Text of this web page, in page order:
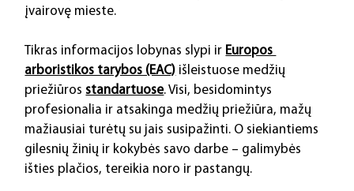
įvairovę mieste.
Tikras informacijos lobynas slypi ir Europos
arboristikos tarybos (EAC) išleistuose medžių
priežiūros standartuose. Visi, besidomintys
profesionalia ir atsakinga medžių priežiūra, mažų
mažiausiai turėtų su jais susipažinti. O siekiantiems
gilesnių žinių ir kokybės savo darbe – galimybės
išties plačios, tereikia noro ir pastangų.